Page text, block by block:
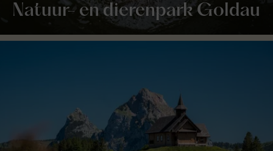
Natuur- en dierenpark Goldau